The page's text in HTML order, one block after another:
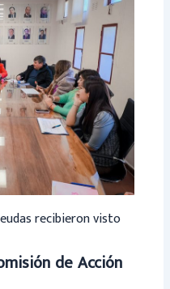
recibieron visto
de Acción